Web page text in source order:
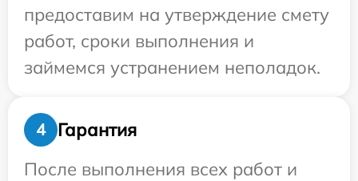
предоставим на утверждение смету
работ, сроки выполнения и
займемся устранением неполадок.
4
Гарантия
После выполнения всех работ и